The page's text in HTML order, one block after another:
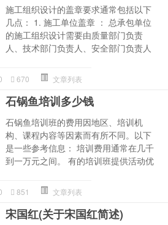
施工组织设计的盖章要求通常包括以下
几点： 1. 施工单位盖章 ： 总承包单位
的施工组织设计需要由质量部门负责
人、技术部门负责人、安全部门负责人
670 文章列表
石锅鱼培训多少钱
石锅鱼培训班的费用因地区、培训机
构、课程内容等因素而有所不同。以下
是一些参考信息： 培训费用通常在几千
到一万元之间。 有的培训班提供活动优
851 文章列表
宋国红(关于宋国红简述)